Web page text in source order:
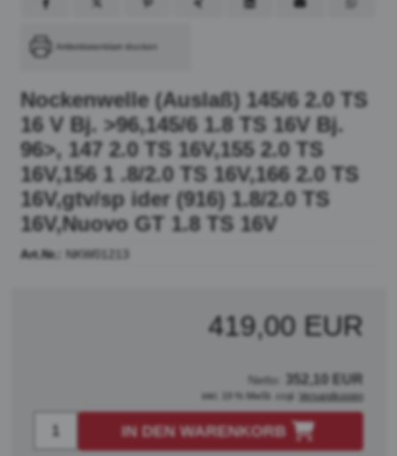
Artikeldatenblatt drucken
Nockenwelle (Auslaß) 145/6 2.0 TS
16 V Bj. >96,145/6 1.8 TS 16V Bj.
96>, 147 2.0 TS 16V,155 2.0 TS
16V,156 1 .8/2.0 TS 16V,166 2.0 TS
16V,gtv/sp ider (916) 1.8/2.0 TS
16V,Nuovo GT 1.8 TS 16V
Art.Nr.: NKW01213
419,00 EUR
Netto: 352,10 EUR
inkl. 19 % MwSt. zzgl. Versandkosten
IN DEN WARENKORB